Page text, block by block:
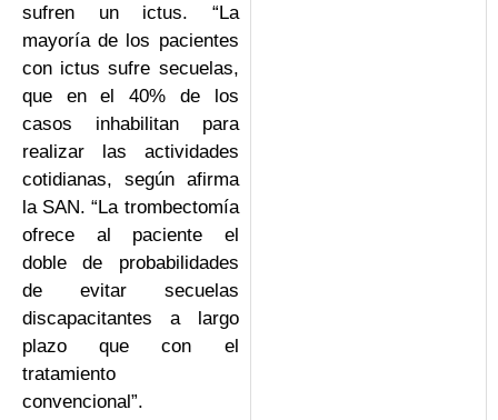
sufren un ictus. “La
mayoría de los pacientes
con ictus sufre secuelas,
que en el 40% de los
casos inhabilitan para
realizar las actividades
cotidianas, según afirma
la SAN. “La trombectomía
ofrece al paciente el
doble de probabilidades
de evitar secuelas
discapacitantes a largo
plazo que con el
tratamiento
convencional”.